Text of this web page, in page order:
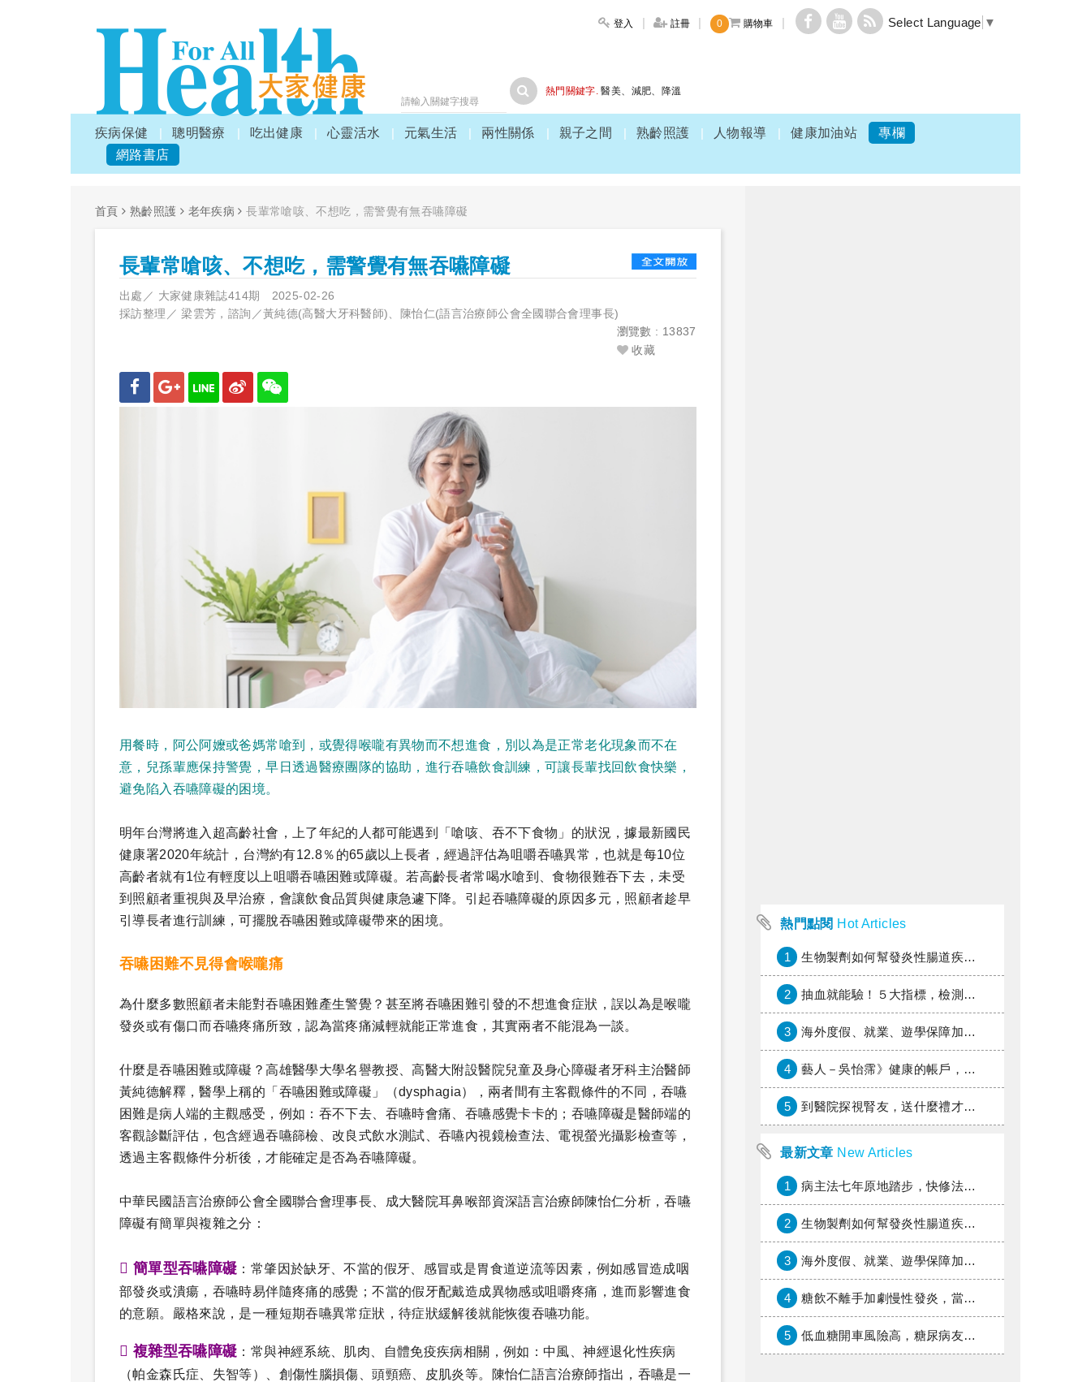
登入 註冊 0 購物車 Select Language ▼
熱門關鍵字. 醫美、 減肥、 降溫
疾病保健 聰明醫療 吃出健康 心靈活水 元氣生活 兩性關係 親子之間 熟齡照護 人物報導 健康加油站
專欄
網路書店
首頁 熟齡照護 老年疾病 長輩常嗆咳、不想吃，需警覺有無吞嚥障礙
長輩常嗆咳、不想吃，需警覺有無吞嚥障礙
出處／ 大家健康雜誌414期 2025-02-26
採訪整理／ 梁雲芳，諮詢／黃純德(高醫大牙科醫師)、陳怡仁(語言治療師公會全國聯合會理事長)
瀏覽數 : 13837
收藏
用餐時，阿公阿嬤或爸媽常嗆到，或覺得喉嚨有異物而不想進食，別以為是正常老化現象而不在
意，兒孫輩應保持警覺，早日透過醫療團隊的協助，進行吞嚥飲食訓練，可讓長輩找回飲食快樂，
避免陷入吞嚥障礙的困境。
明年台灣將進入超高齡社會，上了年紀的人都可能遇到「嗆咳、吞不下食物」的狀況，據最新國民
健康署2020年統計，台灣約有12.8％的65歲以上長者，經過評估為咀嚼吞嚥異常，也就是每10位
高齡者就有1位有輕度以上咀嚼吞嚥困難或障礙。若高齡長者常喝水嗆到、食物很難吞下去，未受
到照顧者重視與及早治療，會讓飲食品質與健康急遽下降。引起吞嚥障礙的原因多元，照顧者趁早
引導長者進行訓練，可擺脫吞嚥困難或障礙帶來的困境。
吞嚥困難不見得會喉嚨痛
為什麼多數照顧者未能對吞嚥困難產生警覺？甚至將吞嚥困難引發的不想進食症狀，誤以為是喉嚨
發炎或有傷口而吞嚥疼痛所致，認為當疼痛減輕就能正常進食，其實兩者不能混為一談。
什麼是吞嚥困難或障礙？高雄醫學大學名譽教授、高醫大附設醫院兒童及身心障礙者牙科主治醫師
黃純德解釋，醫學上稱的「吞嚥困難或障礙」（dysphagia），兩者間有主客觀條件的不同，吞嚥
困難是病人端的主觀感受，例如：吞不下去、吞嚥時會痛、吞嚥感覺卡卡的；吞嚥障礙是醫師端的
客觀診斷評估，包含經過吞嚥篩檢、改良式飲水測試、吞嚥內視鏡檢查法、電視螢光攝影檢查等，
透過主客觀條件分析後，才能確定是否為吞嚥障礙。
中華民國語言治療師公會全國聯合會理事長、成大醫院耳鼻喉部資深語言治療師陳怡仁分析，吞嚥
障礙有簡單與複雜之分：
 簡單型吞嚥障礙 ：常肇因於缺牙、不當的假牙、感冒或是胃食道逆流等因素，例如感冒造成咽
部發炎或潰瘍，吞嚥時易伴隨疼痛的感覺；不當的假牙配戴造成異物感或咀嚼疼痛，進而影響進食
的意願。嚴格來說，是一種短期吞嚥異常症狀，待症狀緩解後就能恢復吞嚥功能。
 複雜型吞嚥障礙 ：常與神經系統、肌肉、自體免疫疾病相關，例如：中風、神經退化性疾病
（帕金森氏症、失智等）、創傷性腦損傷、頭頸癌、皮肌炎等。陳怡仁語言治療師指出，吞嚥是一
熱門點閱 Hot Articles
1 生物製劑如何幫發炎性腸道疾病患者抗潰瘍？治療進展與健保給付困境一次看
2 抽血就能驗！５大指標，檢測身體是否發炎
3 海外度假、就業、遊學保障加倍，富邦產險「一期逐夢」專案加碼遠距醫療與緊急救援
4 藝人－吳怡霈》健康的帳戶，年輕時別提光
5 到醫院探視腎友，送什麼禮才好？
最新文章 New Articles
1 病主法七年原地踏步，快修法讓病人自主決定善終
2 生物製劑如何幫發炎性腸道疾病患者抗潰瘍？治療進展與健保給付困境一次看
3 海外度假、就業、遊學保障加倍，富邦產險「一期逐夢」專案加碼遠距醫療與緊急救援
4 糖飲不離手加劇慢性發炎，當心老化與慢性病提早報到
5 低血糖開車風險高，糖尿病友上路必學的安全守則